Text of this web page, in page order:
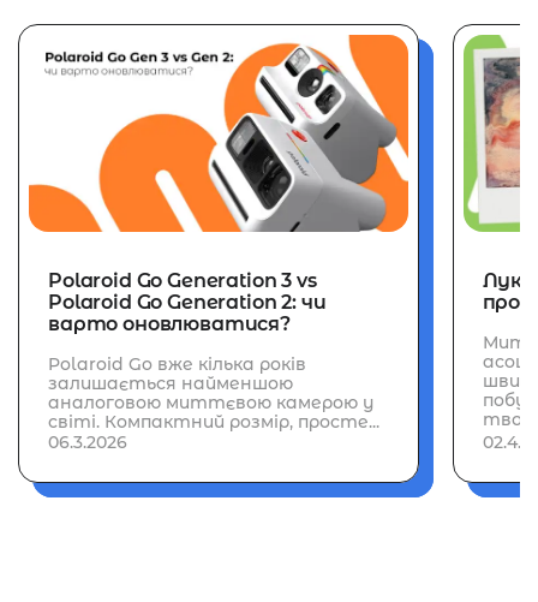
Polaroid Go Generation 3 vs
Polaroid Go Generation 2: чи
варто оновлюватися?
Polaroid Go вже кілька років
залишається найменшою
аналоговою миттєвою камерою у
світі. Компактний розмір, просте...
06.3.2026